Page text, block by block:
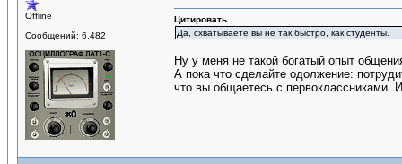
Offline
Сообщений: 6,482
Цитировать
Да, схватываете вы не так быстро, как студенты.
Ну у меня не такой богатый опыт
А пока что сделайте одолжение:
что вы общаетесь с первоклассниками.